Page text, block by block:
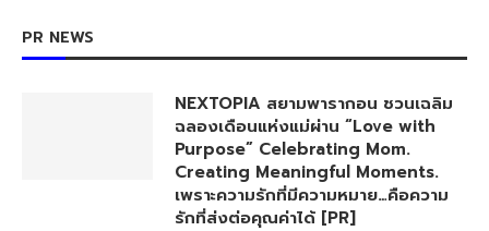
PR NEWS
NEXTOPIA สยามพารากอน ชวนเฉลิม
ฉลองเดือนแห่งแม่ผ่าน “Love with
Purpose” Celebrating Mom.
Creating Meaningful Moments.
เพราะความรักที่มีความหมาย…คือความ
รักที่ส่งต่อคุณค่าได้ [PR]